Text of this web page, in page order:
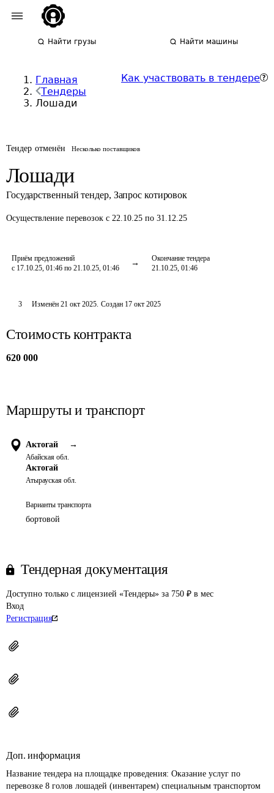
Найти грузы Найти машины
Главная
Тендеры
Лошади
Как участвовать в тендере
Тендер отменён Несколько поставщиков
Лошади
Государственный тендер, Запрос котировок
Осуществление перевозок с 22.10.25 по 31.12.25
Приём предложений
с 17.10.25, 01:46 по 21.10.25, 01:46
Окончание тендера
21.10.25, 01:46
3 Изменён 21 окт 2025. Создан 17 окт 2025
Стоимость контракта
620 000
Маршруты и транспорт
Актогай →
Абайская обл.
Актогай
Атырауская обл.
Варианты транспорта
бортовой
Тендерная документация
Доступно только с лицензией «Тендеры» за 750 ₽ в мес
Вход
Регистрация
Доп. информация
Название тендера на площадке проведения: Оказание услуг по
перевозке 8 голов лошадей (инвентарем) специальным транспортом